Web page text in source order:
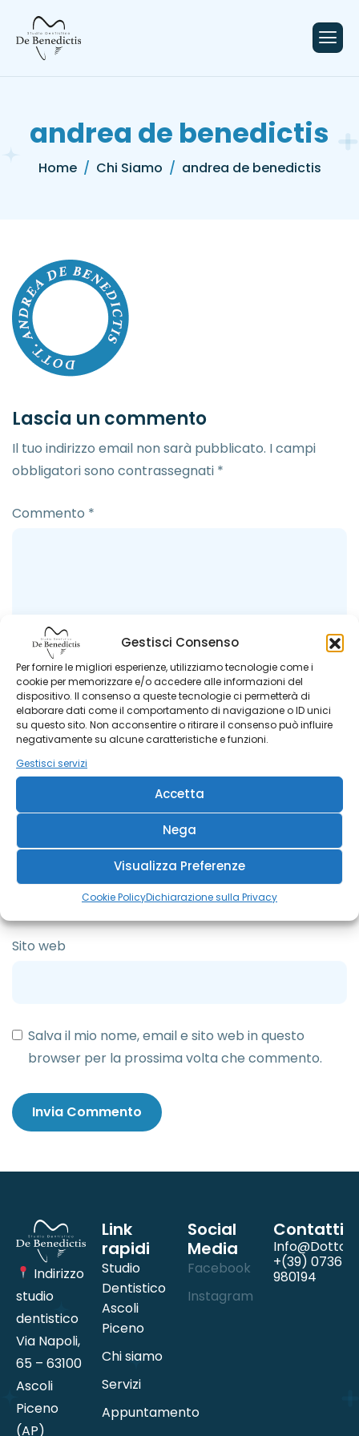
Gestisci Consenso
Per fornire le migliori esperienze, utilizziamo tecnologie come i
cookie per memorizzare e/o accedere alle informazioni del
dispositivo. Il consenso a queste tecnologie ci permetterà di
elaborare dati come il comportamento di navigazione o ID unici
su questo sito. Non acconsentire o ritirare il consenso può influire
negativamente su alcune caratteristiche e funzioni.
Gestisci servizi
Accetta
Nega
Visualizza Preferenze
Cookie PolicyDichiarazione sulla Privacy
andrea de benedictis
Home Chi Siamo andrea de benedictis
Lascia un commento
Il tuo indirizzo email non sarà pubblicato. I campi
obbligatori sono contrassegnati *
Commento *
Nome*
Email
Sito web
Salva il mio nome, email e sito web in questo
browser per la prossima volta che commento.
Indirizzo
studio
dentistico
Via Napoli,
65 – 63100
Ascoli
Piceno
(AP)
Link
rapidi
Studio
Dentistico
Ascoli
Piceno
Chi siamo
Servizi
Appuntamento
Social
Media
Facebook
Instagram
Contatti
+(39) 0736
980194